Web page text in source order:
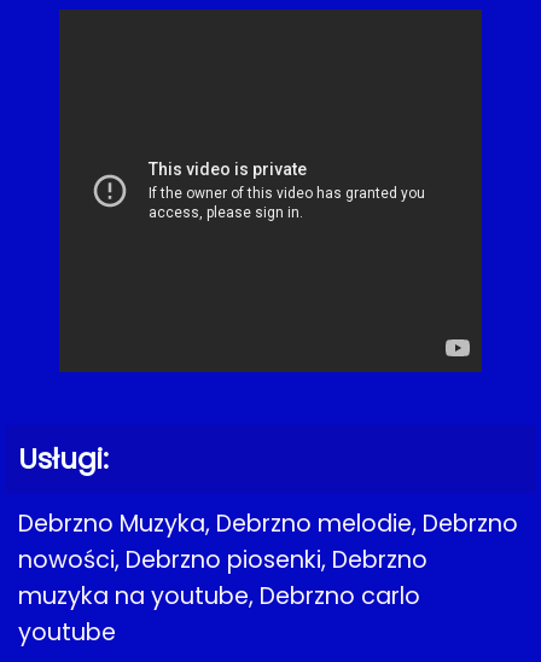
Usługi:
Debrzno Muzyka, Debrzno melodie, Debrzno
nowości, Debrzno piosenki, Debrzno
muzyka na youtube, Debrzno carlo
youtube